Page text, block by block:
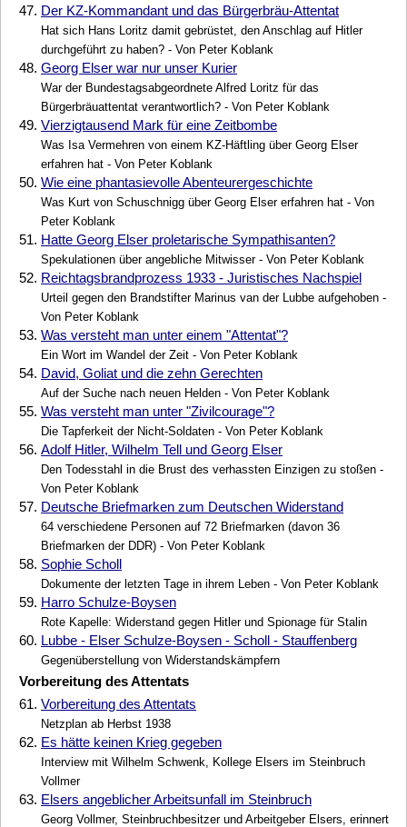
47. Der KZ-Kommandant und das Bürgerbräu-Attentat
Hat sich Hans Loritz damit gebrüstet, den Anschlag auf Hitler
durchgeführt zu haben? - Von Peter Koblank
48. Georg Elser war nur unser Kurier
War der Bundestagsabgeordnete Alfred Loritz für das
Bürgerbräuattentat verantwortlich? - Von Peter Koblank
49. Vierzigtausend Mark für eine Zeitbombe
Was Isa Vermehren von einem KZ-Häftling über Georg Elser
erfahren hat - Von Peter Koblank
50. Wie eine phantasievolle Abenteurergeschichte
Was Kurt von Schuschnigg über Georg Elser erfahren hat - Von
Peter Koblank
51. Hatte Georg Elser proletarische Sympathisanten?
Spekulationen über angebliche Mitwisser - Von Peter Koblank
52. Reichtagsbrandprozess 1933 - Juristisches Nachspiel
Urteil gegen den Brandstifter Marinus van der Lubbe aufgehoben -
Von Peter Koblank
53. Was versteht man unter einem "Attentat"?
Ein Wort im Wandel der Zeit - Von Peter Koblank
54. David, Goliat und die zehn Gerechten
Auf der Suche nach neuen Helden - Von Peter Koblank
55. Was versteht man unter "Zivilcourage"?
Die Tapferkeit der Nicht-Soldaten - Von Peter Koblank
56. Adolf Hitler, Wilhelm Tell und Georg Elser
Den Todesstahl in die Brust des verhassten Einzigen zu stoßen -
Von Peter Koblank
57. Deutsche Briefmarken zum Deutschen Widerstand
64 verschiedene Personen auf 72 Briefmarken (davon 36
Briefmarken der DDR) - Von Peter Koblank
58. Sophie Scholl
Dokumente der letzten Tage in ihrem Leben - Von Peter Koblank
59. Harro Schulze-Boysen
Rote Kapelle: Widerstand gegen Hitler und Spionage für Stalin
60. Lubbe - Elser Schulze-Boysen - Scholl - Stauffenberg
Gegenüberstellung von Widerstandskämpfern
Vorbereitung des Attentats
61. Vorbereitung des Attentats
Netzplan ab Herbst 1938
62. Es hätte keinen Krieg gegeben
Interview mit Wilhelm Schwenk, Kollege Elsers im Steinbruch
Vollmer
63. Elsers angeblicher Arbeitsunfall im Steinbruch
Georg Vollmer, Steinbruchbesitzer und Arbeitgeber Elsers, erinnert